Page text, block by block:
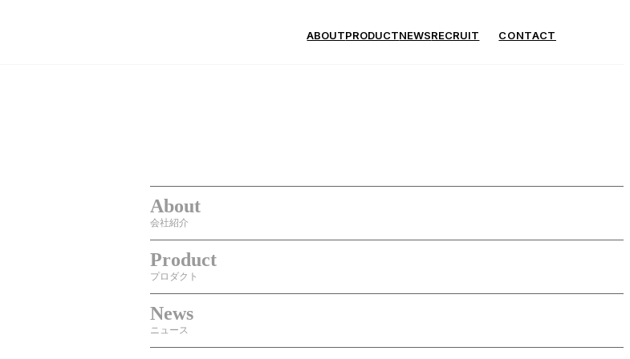
ABOUTPRODUCTNEWSRECRUIT CONTACT
About
会社紹介
Product
プロダクト
News
ニュース